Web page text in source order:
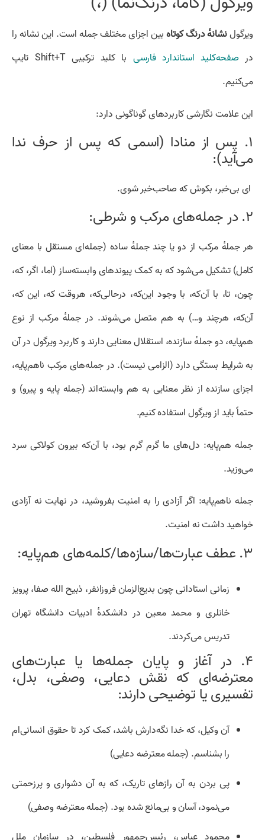
ویرگولنشانهٔ درنگ کوتاهبین اجزای مختلف جمله است. این نشانه را
در صفحه‌کلید استاندارد فارسی
با کلید ترکیبی Shift+T تایپ
می‌کنیم.
این علامت نگارشی کاربردهای گوناگونی دارد:
۱. پس از منادا (اسمی که پس از حرف ندا
می‌آید):
ای بی‌خبر، بکوش که صاحب‌خبر شوی.
۲. در جمله‌های مرکب و شرطی:
هر جملهٔ مرکب از دو یا چند جملهٔ ساده (جمله‌ای مستقل با معنای
کامل) تشکیل می‌شود که به کمک پیوندهای وابسته‌ساز (اما، اگر، که،
چون، تا، با آن‌که، با وجود این‌که، درحالی‌که، هروقت که، این که،
آن‌که، هرچند و…) به هم متصل می‌شوند. در جمله‌ٔ مرکب از نوع
هم‌پایه، دو جملهٔ سازنده، استقلال معنایی دارند و کاربرد ویرگول در آن
به شرایط بستگی دارد (الزامی نیست). در جمله‌های مرکب ناهم‌پایه،
اجزای سازنده از نظر معنایی به هم وابسته‌اند (جمله پایه و پیرو) و
حتماً باید از ویرگول استفاده کنیم.
جمله هم‌پایه: دل‌های ما گرم گرم بود، با آن‌که بیرون کولاکی سرد
می‌وزید.
جمله ناهم‌پایه: اگر آزادی را به امنیت بفروشید، در نهایت نه آزادی
خواهید داشت نه امنیت.
۳. عطف عبارت‌ها/سازه‌ها/کلمه‌های هم‌پایه:
زمانی استادانی چون بدیع‌الزمان فروزانفر، ذبیح الله صفا، پرویز
خانلری و محمد معین در دانشکدهٔ ادبیات دانشگاه تهران
تدریس می‌کردند.
۴. در آغاز و پایان جمله‌ها یا عبارت‌های
معترضه‌ای که نقش دعایی، وصفی، بدل،
تفسیری یا‌ توضیحی دارند:
آن وکیل، که خدا نگه‌دارش باشد، کمک کرد تا حقوق انسانی‌ام
را بشناسم. (جمله معترضه دعایی)
پی بردن به آن رازهای تاریک، که به آن دشواری و پرزحمتی
می‌نمود، آسان و بی‌مانع شده بود. (جمله معترضه وصفی)
محمود عباس، رئیس‌جمهور فلسطین، در سازمان ملل